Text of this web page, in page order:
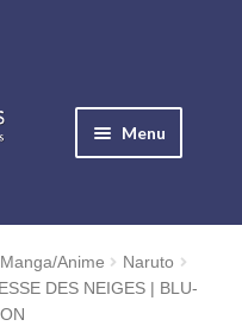
Menu
enfant
Ouvrir
le
Manga/Anime
Naruto
DES NEIGES | BLU-